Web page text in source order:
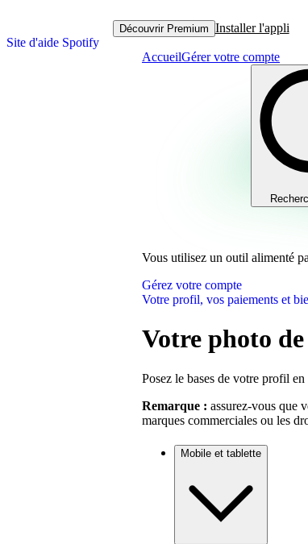
Site d'aide Spotify
Découvrir Premium Installer l'appli
AccueilGérer votre compte
Vous utilisez un outil alimenté
Gérez votre compte
Votre profil, vos paiements et
Votre photo
Posez le bases de votre profil
Remarque : assurez-vous que
marques commerciales ou les
Mobile et tablette